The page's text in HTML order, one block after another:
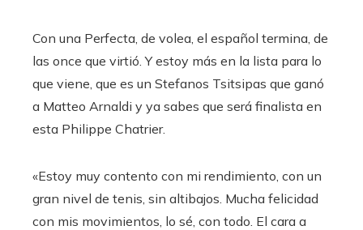
Con una Perfecta, de volea, el español termina, de
las once que virtió. Y estoy más en la lista para lo
que viene, que es un Stefanos Tsitsipas que ganó
a Matteo Arnaldi y ya sabes que será finalista en
esta Philippe Chatrier.
«Estoy muy contento con mi rendimiento, con un
gran nivel de tenis, sin altibajos. Mucha felicidad
con mis movimientos, lo sé, con todo. El cara a